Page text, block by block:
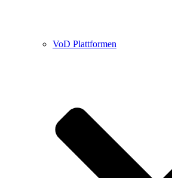
VoD Plattformen